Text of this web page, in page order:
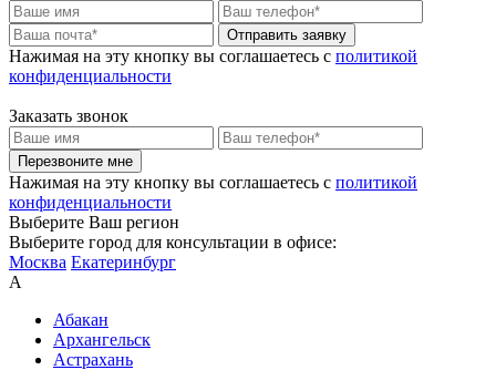
Отправить заявку
Нажимая на эту кнопку вы соглашаетесь c политикой
конфиденциальности
Заказать звонок
Перезвоните мне
Нажимая на эту кнопку вы соглашаетесь c политикой
конфиденциальности
Выберите Ваш регион
Выберите город для консультации в офисе:
Москва Екатеринбург
А
Абакан
Архангельск
Астрахань